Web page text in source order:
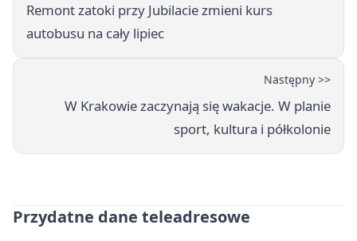
Remont zatoki przy Jubilacie zmieni kurs
autobusu na cały lipiec
Następny >>
W Krakowie zaczynają się wakacje. W planie
sport, kultura i półkolonie
Przydatne dane teleadresowe